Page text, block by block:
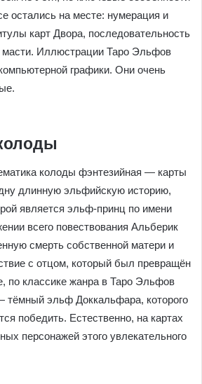
колоды
не Уэйт, но ключевые
школы все остались на месте:
Арканов, титулы карт Двора,
Силы и Правосудия, масти.
колоды фэнтезийная —
нам одну длинную эльфийскую
которой является эльф-принц
протяжении всего повествования
таинственную смерть собственной
происшествие с отцом, который был
же, по классике жанра в
злодей — тёмный эльф